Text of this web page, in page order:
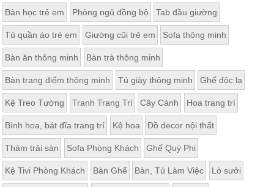
Bàn học trẻ em Phòng ngủ đồng bộ Tab đầu giường
Tủ quần áo trẻ em Giường cũi trẻ em Sofa thông minh
Bàn ăn thông minh Bàn trà thông minh
Bàn trang điểm thông minh Tủ giày thông minh Ghế độc lạ
Kệ Treo Tường Tranh Trang Trí Cây Cảnh Hoa trang trí
Bình hoa, bát đĩa trang trí Kệ hoa Đồ decor nội thất
Thảm trải sàn Sofa Phòng Khách Ghế Quý Phi
Kệ Tivi Phòng Khách Bàn Ghế Bàn, Tủ Làm Việc Lò sưởi